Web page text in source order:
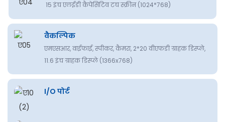
15 इंच एलईडी कैपेसिटिव टच स्क्रीन (1024*768)
वैकल्पिक
एमएसआर, वाईफाई, स्पीकर, कैमरा, 2*20 वीएफडी ग्राहक डिस्प्ले,
11.6 इंच ग्राहक डिस्प्ले (1366x768)
I/O पोर्ट